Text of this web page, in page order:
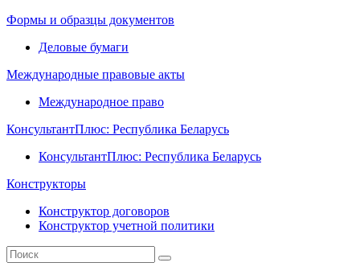
Формы и образцы документов
Деловые бумаги
Международные правовые акты
Международное право
КонсультантПлюс: Республика Беларусь
КонсультантПлюс: Республика Беларусь
Конструкторы
Конструктор договоров
Конструктор учетной политики